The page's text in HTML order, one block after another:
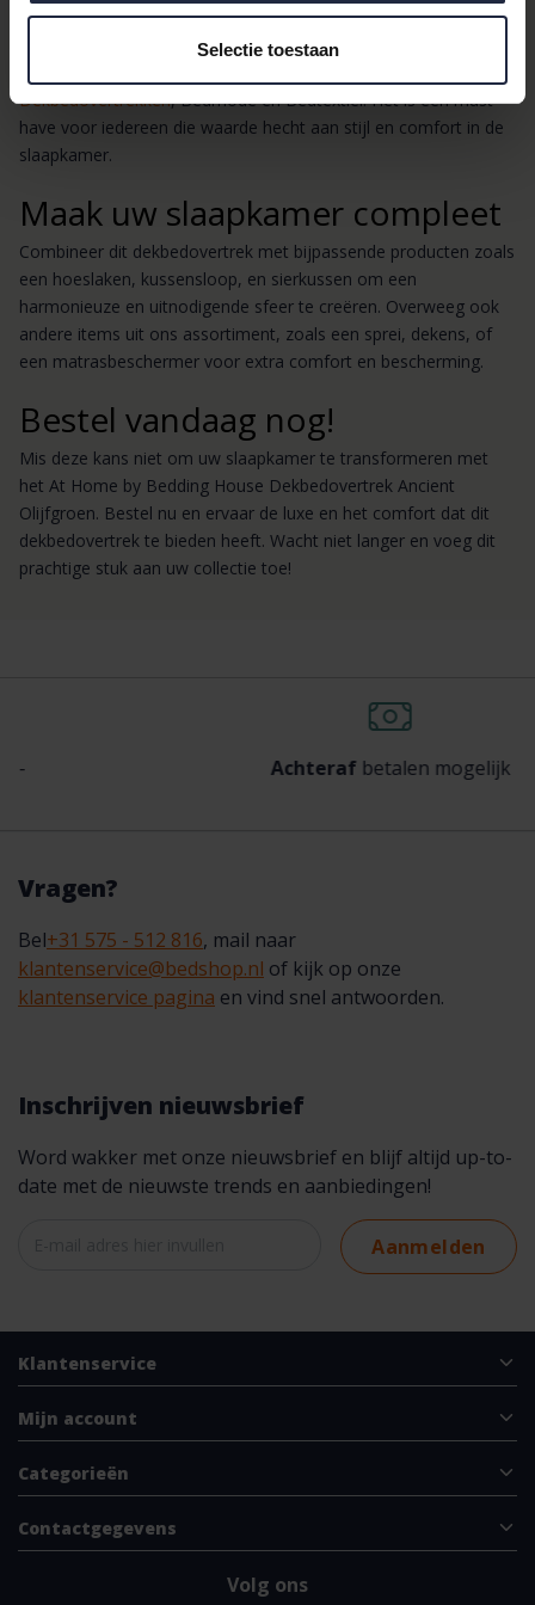
Selectie toestaan
Afmeting:240x200/220 cm (lits-jumeaux)
Dekbedovertrekken, Bedmode en Bedtextiel. Het is een must-
have voor iedereen die waarde hecht aan stijl en comfort in de
slaapkamer.
Maak uw slaapkamer compleet
Combineer dit dekbedovertrek met bijpassende producten zoals
een hoeslaken, kussensloop, en sierkussen om een
harmonieuze en uitnodigende sfeer te creëren. Overweeg ook
andere items uit ons assortiment, zoals een sprei, dekens, of
een matrasbeschermer voor extra comfort en bescherming.
Bestel vandaag nog!
Mis deze kans niet om uw slaapkamer te transformeren met
het At Home by Bedding House Dekbedovertrek Ancient
Olijfgroen. Bestel nu en ervaar de luxe en het comfort dat dit
dekbedovertrek te bieden heeft. Wacht niet langer en voeg dit
prachtige stuk aan uw collectie toe!
Achterafbetalen mogelijk
Vragen?
Bel+31 575 - 512 816, mail naar
klantenservice@bedshop.nl of kijk op onze
klantenservice pagina en vind snel antwoorden.
Inschrijven nieuwsbrief
Word wakker met onze nieuwsbrief en blijf altijd up-to-
date met de nieuwste trends en aanbiedingen!
Aanmelden
Klantenservice
Mijn account
Categorieën
Contactgegevens
Volg ons